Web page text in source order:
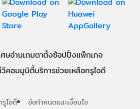
ษอ่านเกมตาตั้งช้อปปิ้งแพ็กเกจ
คอมมูนิตี้บริการช่วยเหลือทรูไอดี
ไอดี ข้อกำหนดและเงื่อนไข